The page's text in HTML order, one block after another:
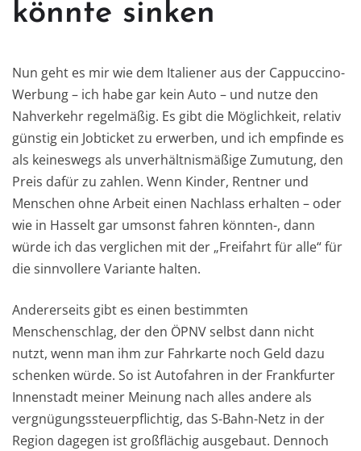
könnte sinken
Nun geht es mir wie dem Italiener aus der Cappuccino-
Werbung – ich habe gar kein Auto – und nutze den
Nahverkehr regelmäßig. Es gibt die Möglichkeit, relativ
günstig ein Jobticket zu erwerben, und ich empfinde es
als keineswegs als unverhältnismäßige Zumutung, den
Preis dafür zu zahlen. Wenn Kinder, Rentner und
Menschen ohne Arbeit einen Nachlass erhalten – oder
wie in Hasselt gar umsonst fahren könnten-, dann
würde ich das verglichen mit der „Freifahrt für alle“ für
die sinnvollere Variante halten.
Andererseits gibt es einen bestimmten
Menschenschlag, der den ÖPNV selbst dann nicht
nutzt, wenn man ihm zur Fahrkarte noch Geld dazu
schenken würde. So ist Autofahren in der Frankfurter
Innenstadt meiner Meinung nach alles andere als
vergnügungssteuerpflichtig, das S-Bahn-Netz in der
Region dagegen ist großflächig ausgebaut. Dennoch